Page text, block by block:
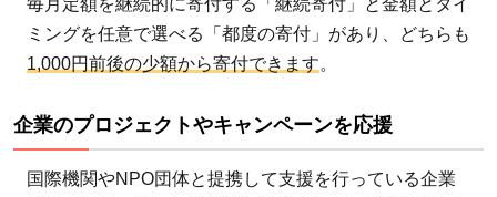
ミングを任意で選べる「都度の寄付」があり、どちらも
1,000円前後の少額から寄付できます。
企業のプロジェクトやキャンペーンを応援
国際機関やNPO団体と提携して支援を行っている企業